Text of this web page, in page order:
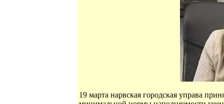
19 марта нарвская городская управа